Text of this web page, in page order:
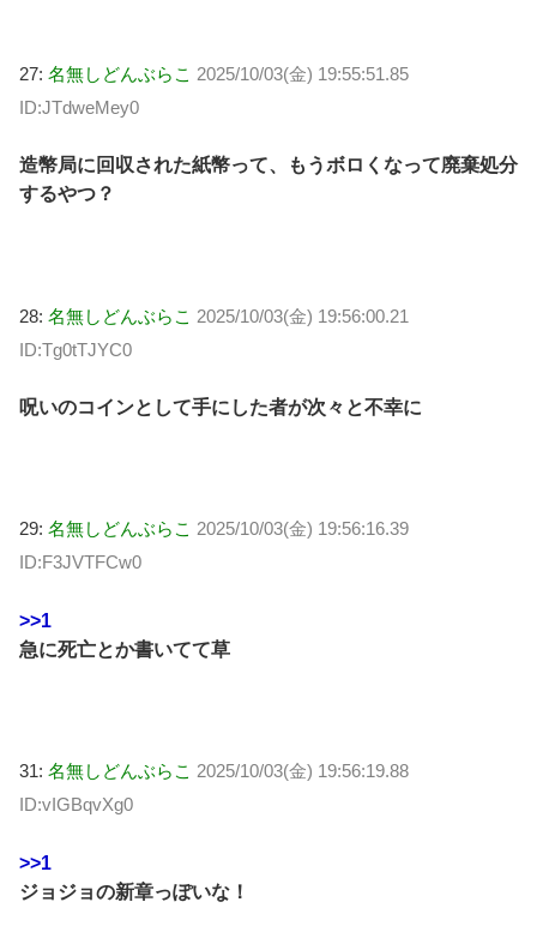
27: 名無しどんぶらこ 2025/10/03(金) 19:55:51.85
ID:JTdweMey0
造幣局に回収された紙幣って、もうボロくなって廃棄処分
するやつ？
28: 名無しどんぶらこ 2025/10/03(金) 19:56:00.21
ID:Tg0tTJYC0
呪いのコインとして手にした者が次々と不幸に
29: 名無しどんぶらこ 2025/10/03(金) 19:56:16.39
ID:F3JVTFCw0
>>1
急に死亡とか書いてて草
31: 名無しどんぶらこ 2025/10/03(金) 19:56:19.88
ID:vIGBqvXg0
>>1
ジョジョの新章っぽいな！